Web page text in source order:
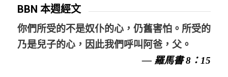
BBN 本週經文
你們所受的不是奴仆的心，仍舊害怕。所受的
乃是兒子的心，因此我們呼叫阿爸，父。
— 羅馬書 8：15